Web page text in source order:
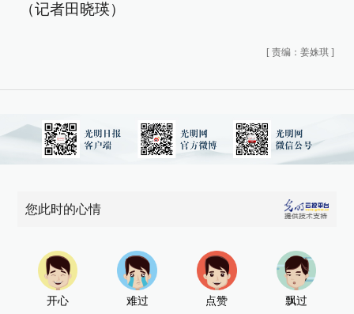
（记者田晓瑛）
[ 责编：姜姝琪 ]
您此时的心情
开心 难过 点赞 飘过